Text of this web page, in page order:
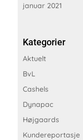
januar 2021
Kategorier
Aktuelt
BvL
Cashels
Dynapac
Højgaards
Kundereportasje